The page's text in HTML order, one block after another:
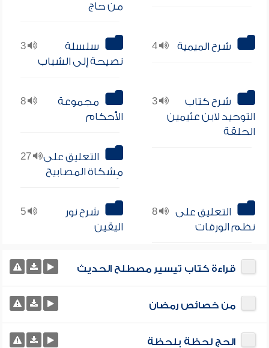
من حاج
4 شرح الميمية 3
سلسلة
نصيحة إلى الشباب
3
شرح كتاب
التوحيد لابن عثيمين
الحلقة
8
مجموعة
الأحكام
27
التعليق على
مِشكاة المصابيح
8
التعليق على
نظم الورقات
5
شرح نور
اليقين
قراءة كتاب تيسير مصطلح الحديث
من خصائص رمضان
الحج لحظة بلحظة